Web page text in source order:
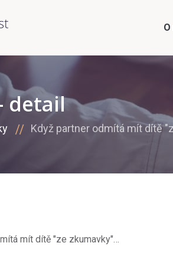
detail
Když partner odmítá mít dítě